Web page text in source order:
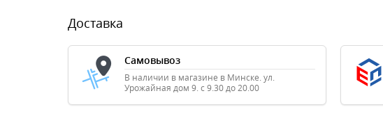
Доставка
Самовывоз
В наличии в магазине в Минске. ул.
Урожайная дом 9. с 9.30 до 20.00